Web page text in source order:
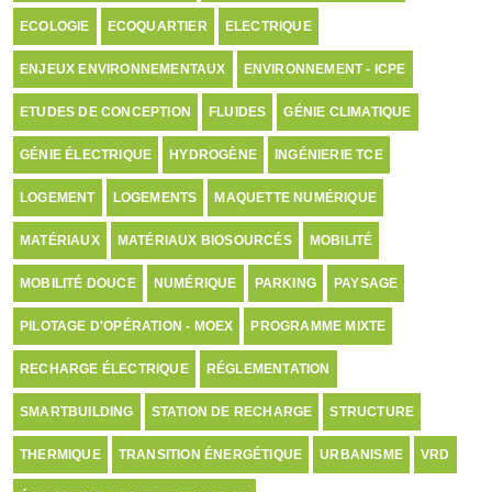
ECOLOGIE ECOQUARTIER ELECTRIQUE
ENJEUX ENVIRONNEMENTAUX ENVIRONNEMENT - ICPE
ETUDES DE CONCEPTION FLUIDES GÉNIE CLIMATIQUE
GÉNIE ÉLECTRIQUE HYDROGÈNE INGÉNIERIE TCE
LOGEMENT LOGEMENTS MAQUETTE NUMÉRIQUE
MATÉRIAUX MATÉRIAUX BIOSOURCÉS MOBILITÉ
MOBILITÉ DOUCE NUMÉRIQUE PARKING PAYSAGE
PILOTAGE D'OPÉRATION - MOEX PROGRAMME MIXTE
RECHARGE ÉLECTRIQUE RÉGLEMENTATION
SMARTBUILDING STATION DE RECHARGE STRUCTURE
THERMIQUE TRANSITION ÉNERGÉTIQUE URBANISME VRD